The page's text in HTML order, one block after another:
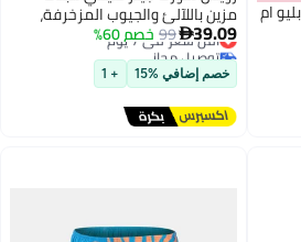
ام مزين باللآلئ والجيوب المزخرفة،
بنطلون قصير بخصر مرن مستقيم
الساق، شورت جينز أنيق متعدد
الاستخدامات للبنات، مناسب للارتداء
اليومي والمناسبات الأخرى
39.09
99خصم 60%أقل سعر في 7 يوم
توصيل مجاني
أقل سعر في 7 يوم
خصم إضافي %15 + 1